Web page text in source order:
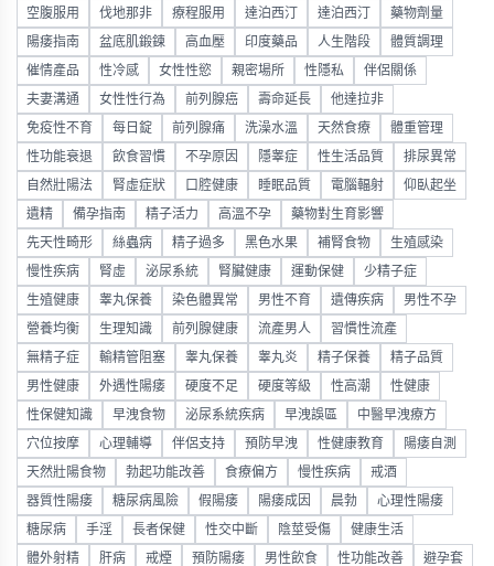
空腹服用 伐地那非 療程服用 達泊西汀 達泊西汀 藥物劑量
陽痿指南 盆底肌鍛鍊 高血壓 印度藥品 人生階段 體質調理
催情產品 性冷感 女性性慾 親密場所 性隱私 伴侶關係
夫妻溝通 女性性行為 前列腺癌 壽命延長 他達拉非
免疫性不育 每日錠 前列腺痛 洗澡水溫 天然食療 體重管理
性功能衰退 飲食習慣 不孕原因 隱睾症 性生活品質 排尿異常
自然壯陽法 腎虛症狀 口腔健康 睡眠品質 電腦輻射 仰臥起坐
遺精 備孕指南 精子活力 高溫不孕 藥物對生育影響
先天性畸形 絲蟲病 精子過多 黑色水果 補腎食物 生殖感染
慢性疾病 腎虛 泌尿系統 腎臟健康 運動保健 少精子症
生殖健康 睾丸保養 染色體異常 男性不育 遺傳疾病 男性不孕
營養均衡 生理知識 前列腺健康 流產男人 習慣性流產
無精子症 輸精管阻塞 睾丸保養 睾丸炎 精子保養 精子品質
男性健康 外遇性陽痿 硬度不足 硬度等級 性高潮 性健康
性保健知識 早洩食物 泌尿系統疾病 早洩誤區 中醫早洩療方
穴位按摩 心理輔導 伴侶支持 預防早洩 性健康教育 陽痿自測
天然壯陽食物 勃起功能改善 食療偏方 慢性疾病 戒酒
器質性陽痿 糖尿病風險 假陽痿 陽痿成因 晨勃 心理性陽痿
糖尿病 手淫 長者保健 性交中斷 陰莖受傷 健康生活
體外射精 肝病 戒煙 預防陽痿 男性飲食 性功能改善 避孕套